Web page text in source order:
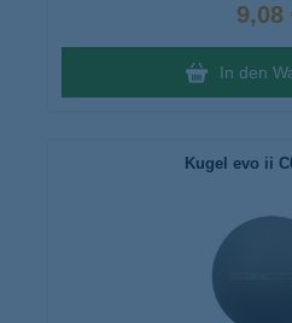
9,08
In den
Kugel evo ii